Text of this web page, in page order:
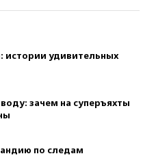
истории удивительных
зачем на суперъяхты
по следам